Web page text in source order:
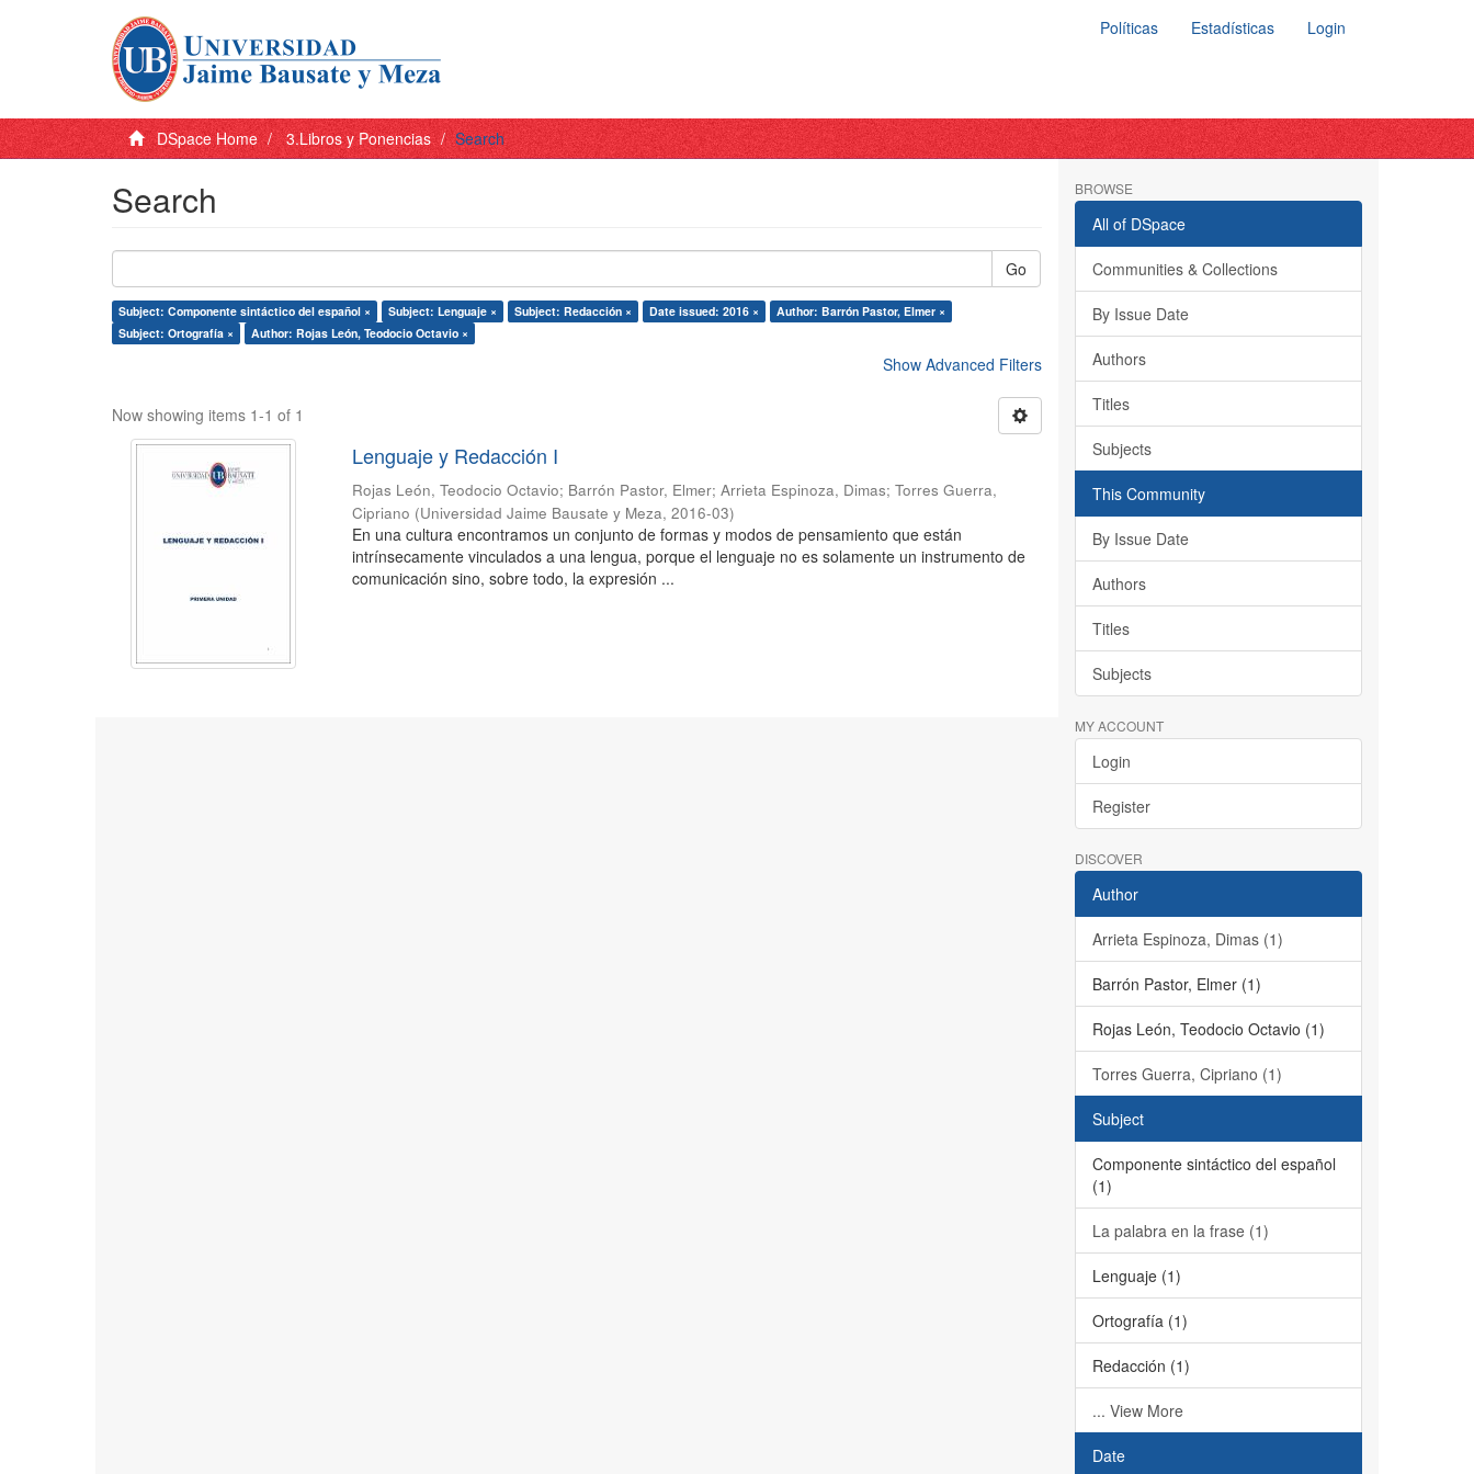
Políticas Estadísticas Login
DSpace Home 3.Libros y Ponencias Search
Search
Go
Subject: Componente sintáctico del español × Subject: Lenguaje × Subject: Redacción × Date issued: 2016 ×
Author: Barrón Pastor, Elmer ×
Subject: Ortografía ×
Author: Rojas León, Teodocio Octavio ×
Show Advanced Filters
Now showing items 1-1 of 1
Lenguaje y Redacción I
Rojas León, Teodocio Octavio; Barrón Pastor, Elmer;Arrieta Espinoza, Dimas;Torres Guerra,
Cipriano (Universidad Jaime Bausate y Meza,2016-03)
En una cultura encontramos un conjunto de formas y modos de pensamiento que están
intrínsecamente vinculados a una lengua, porque el lenguaje no es solamente un instrumento de
comunicación sino, sobre todo, la expresión ...
BROWSE
All of DSpace
Communities & Collections
By Issue Date
Authors
Titles
Subjects
This Community
By Issue Date
Authors
Titles
Subjects
MY ACCOUNT
Login
Register
DISCOVER
Author
Arrieta Espinoza, Dimas (1)
Barrón Pastor, Elmer (1)
Rojas León, Teodocio Octavio (1)
Torres Guerra, Cipriano (1)
Subject
Componente sintáctico del español
(1)
La palabra en la frase (1)
Lenguaje (1)
Ortografía (1)
Redacción (1)
... View More
Date